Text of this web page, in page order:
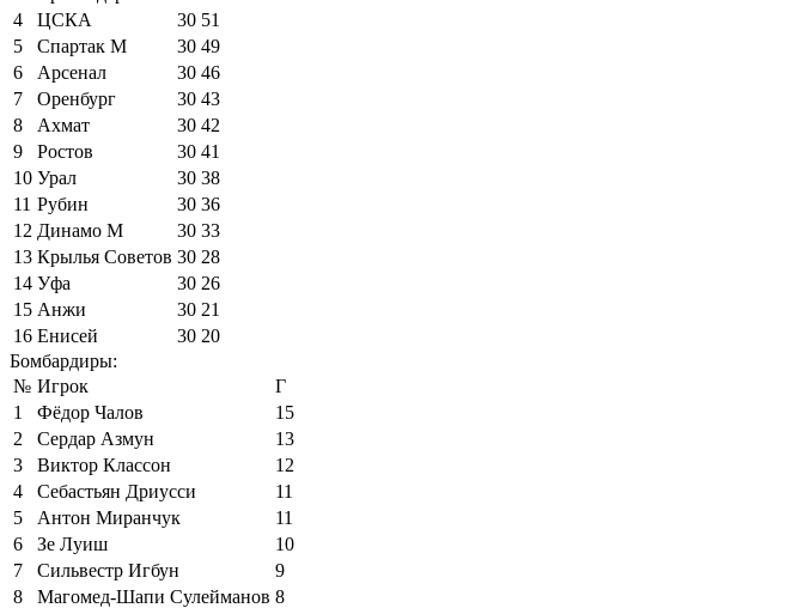
4
ЦСКА 30 51
5
Спартак М 30 49
6
Арсенал 30 46
7
Оренбург 30 43
8
Ахмат 30 42
9
Ростов 30 41
10 Урал 30 38
11 Рубин 30 36
12 Динамо М 30 33
13 Крылья Советов 30 28
14 Уфа 30 26
15 Анжи 30 21
16 Енисей 30 20
Бомбардиры:
№ Игрок
Г
1
Фёдор Чалов
15
2
Сердар Азмун
13
3
Виктор Классон
12
4
Себастьян Дриусси
11
5
Антон Миранчук
11
6
Зе Луиш
10
7
Сильвестр Игбун
9
8
Магомед-Шапи Сулейманов 8